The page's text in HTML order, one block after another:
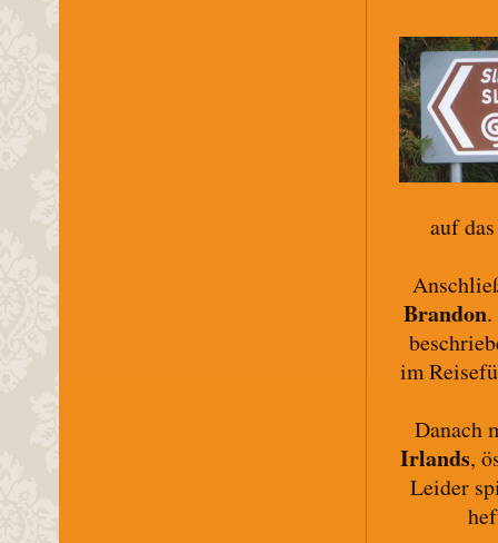
auf
Brandon
im
Danach
Irlands,
Leider